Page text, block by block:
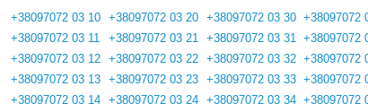
+38097072 03 10
+38097072 03 11
+38097072 03 12
+38097072 03 13
+38097072 03 14
+38097072 03 20
+38097072 03 21
+38097072 03 22
+38097072 03 23
+38097072 03 24
+38097072 03 30
+38097072 03 31
+38097072 03 32
+38097072 03 33
+38097072 03 34
+38097072
+38097072
+38097072
+38097072
+38097072